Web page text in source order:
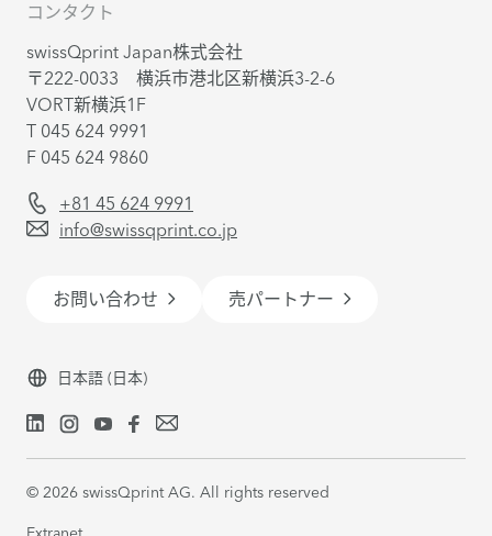
コンタクト
swissQprint Japan株式会社
〒222-0033 横浜市港北区新横浜3-2-6
VORT新横浜1F
T 045 624 9991
F 045 624 9860
+81 45 624 9991
info@swissqprint.co.jp
お問い合わせ 売パートナー
日本語 (日本)
© 2026 swissQprint AG. All rights reserved